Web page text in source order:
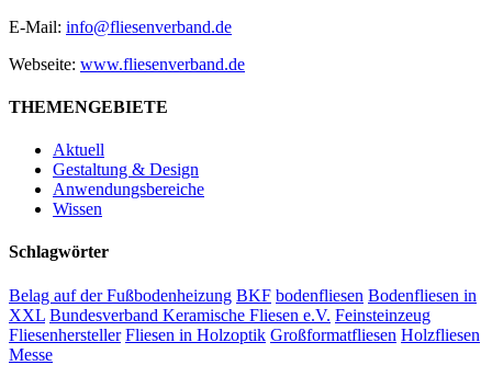
E-Mail: info@fliesenverband.de
Webseite: www.fliesenverband.de
THEMENGEBIETE
Aktuell
Gestaltung & Design
Anwendungsbereiche
Wissen
Schlagwörter
Belag auf der Fußbodenheizung BKF bodenfliesen Bodenfliesen in
XXL Bundesverband Keramische Fliesen e.V. Feinsteinzeug
Fliesenhersteller Fliesen in Holzoptik Großformatfliesen Holzfliesen
Messe